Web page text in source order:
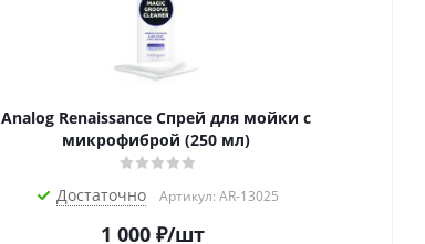
Analog Renaissance Спрей для мойки с
микрофиброй (250 мл)
Достаточно Артикул: AR-13025
1 000₽/шт